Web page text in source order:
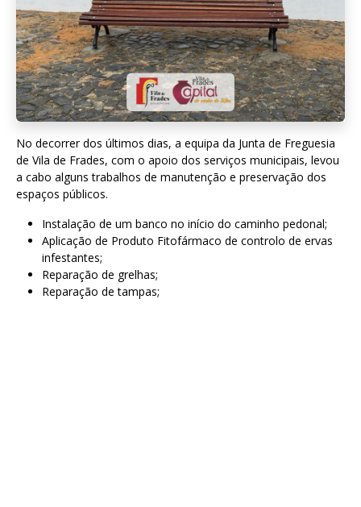
No decorrer dos últimos dias, a equipa da Junta de Freguesia
de Vila de Frades, com o apoio dos serviços municipais, levou
a cabo alguns trabalhos de manutenção e preservação dos
espaços públicos.
Instalação de um banco no início do caminho pedonal;
Aplicação de Produto Fitofármaco de controlo de ervas
infestantes;
Reparação de grelhas;
Reparação de tampas;